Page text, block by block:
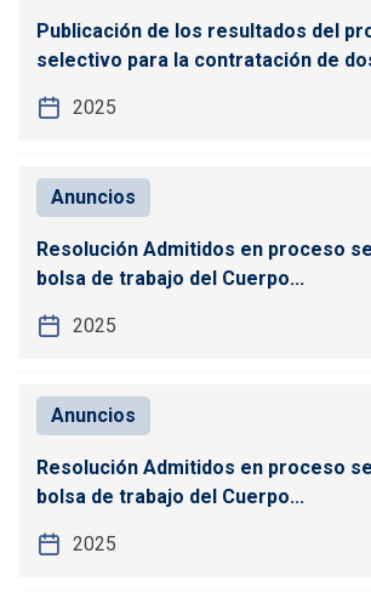
Publicación de los resultados del
selectivo para la contratación de
2025
Anuncios
Resolución Admitidos en proceso
bolsa de trabajo del Cuerpo...
2025
Anuncios
Resolución Admitidos en proceso
bolsa de trabajo del Cuerpo...
2025